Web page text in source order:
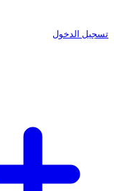
تسجيل الدخول